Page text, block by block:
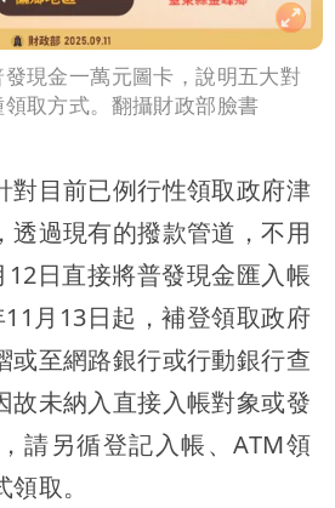
現金一萬元圖卡，說明五大對
取方式。翻攝財政部臉書
對目前已例行性領取政府津
透過現有的撥款管道，不用
日直接將普發現金匯入帳
月13日起，補登領取政府
或至網路銀行或行動銀行查
故未納入直接入帳對象或發
請另循登記入帳、ATM領
取。